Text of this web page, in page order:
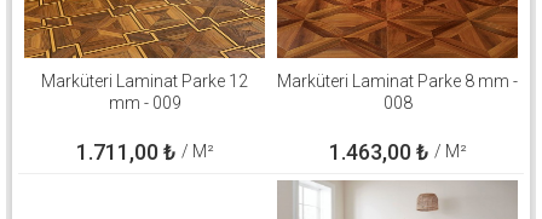
Marküteri Laminat Parke 12
mm - 009
1.711,00₺ / M²
Marküteri Laminat Parke 8 mm -
008
1.463,00₺ / M²